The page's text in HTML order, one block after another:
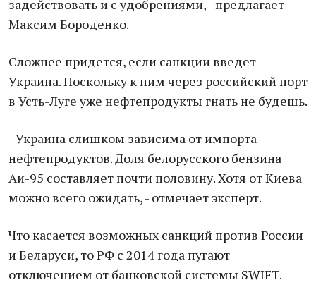
задействовать и с удобрениями, - предлагает
Максим Бороденко.
Сложнее придется, если санкции введет
Украина. Поскольку к ним через российский порт
в Усть-Луге уже нефтепродукты гнать не будешь.
- Украина слишком зависима от импорта
нефтепродуктов. Доля белорусского бензина
Аи-95 составляет почти половину. Хотя от Киева
можно всего ожидать, - отмечает эксперт.
Что касается возможных санкций против России
и Беларуси, то РФ с 2014 года пугают
отключением от банковской системы SWIFT.